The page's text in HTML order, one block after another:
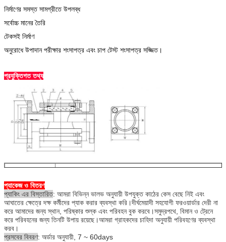
নির্মাণের সমস্ত সামগ্রীতে উপলব্ধ
সর্বোচ্চ মানের তৈরি
টেকসই নির্মাণ
অনুরোধে উপাদান পরীক্ষার শংসাপত্র এবং চাপ টেস্ট শংসাপত্র সজ্জিত।
প্রযুক্তিগত তথ্য
আকার
2 "
140 230 162
6 "
- 420 318
প্যাকেজ ও বিতরণ
প্যাকিং এর বিস্তারিত: আমরা বিভিন্ন ভালভ অনুযায়ী উপযুক্ত কাঠের কেস বেছে নিই এবং
আঘাতের ক্ষেত্রে দক্ষ কর্মীদের প্যাক করার ব্যবস্থা করি।দীর্ঘমেয়াদী সহযোগী ফরওয়ার্ডার দেরী না
করে আমাদের জন্য স্থান, পরিষ্কার শুল্ক এবং পরিবহন বুক করবে।সমুদ্রপথে, বিমান ও ট্রেনে
করে পরিবহনের জন্য তিনটি উপায় রয়েছে।আমরা গ্রাহকদের চাহিদা অনুযায়ী পরিবহণের ব্যবস্থা
করব।
প্রসবের বিবরণ: অর্ডার অনুযায়ী, 7 ~ 60days